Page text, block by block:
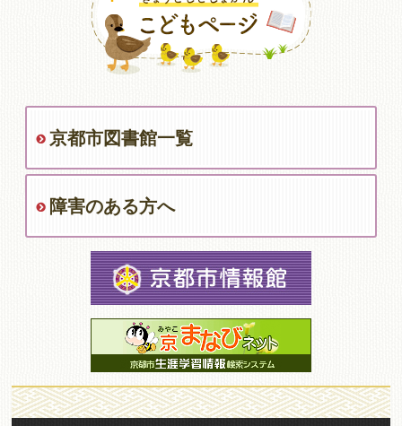
京都市図書館一覧
障害のある方へ